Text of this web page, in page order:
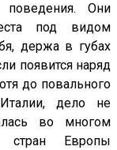
Они
под видом
держа в губах
появится наряд
до повального
дело не
во многом
стран Европы